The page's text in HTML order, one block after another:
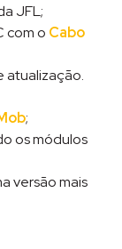
JFL;
com o Cabo
atualização.
;
os módulos
versão mais